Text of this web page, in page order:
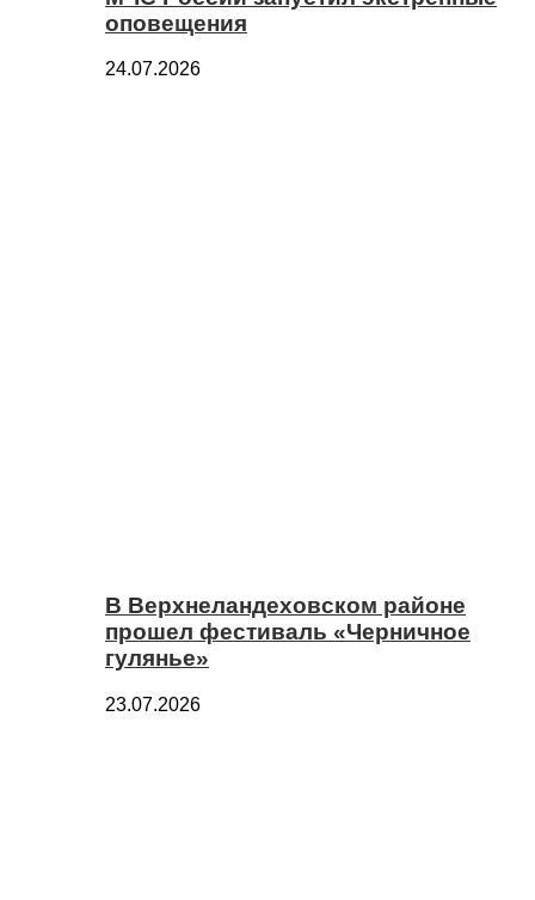
оповещения
24.07.2026
В Верхнеландеховском районе
прошел фестиваль «Черничное
гулянье»
23.07.2026